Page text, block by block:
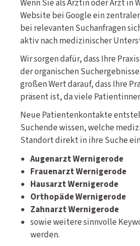
Wenn Sie als Ärztin oder Arzt
Website bei Google ein
bei relevanten Suchanfragen
aktiv nach medizinischer
Wir sorgen dafür, dass Ihre
der organischen
großen Wert darauf, dass Ihre
präsent ist, da viele
Neue Patientenkontakte
Suchende wissen, welche
Standort direkt in ihre Suche
Augenarzt Wernigerode
Frauenarzt Wernigerode
Hausarzt Wernigerode
Orthopäde Wernigerode
Zahnarzt Wernigerode
sowie weitere sinnvolle
werden.